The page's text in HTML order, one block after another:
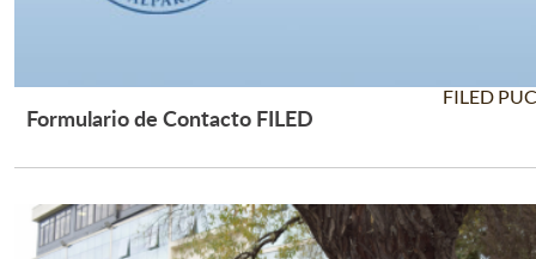
Formulario de Contacto FILED
FILED